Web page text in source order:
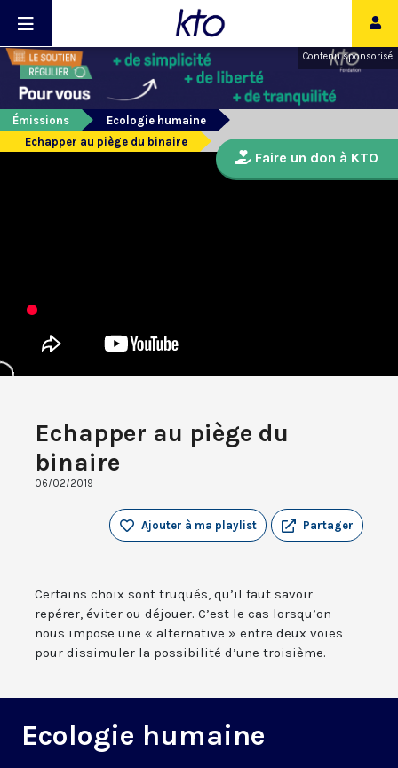
Contenu sponsorisé
Émissions
Ecologie humaine
Echapper au piège du binaire
Echapper au piège du
binaire
06/02/2019
Partager
Ajouter à ma playlist
Certains choix sont truqués, qu’il faut savoir
repérer, éviter ou déjouer. C’est le cas lorsqu’on
nous impose une « alternative » entre deux voies
pour dissimuler la possibilité d’une troisième.
Ecologie humaine
Faire un don à KTO